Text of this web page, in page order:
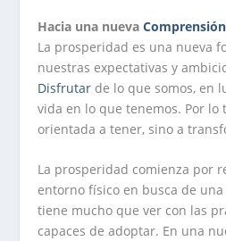
Hacia una nuevaComprensión
La prosperidad es una nueva
nuestras expectativas y
Disfrutar de lo que somos, en
vida en lo que tenemos. Por lo
orientada a tener, sino a
La prosperidad comienza por
entorno físico en busca de
tiene mucho que ver con las
capaces de adoptar. En una